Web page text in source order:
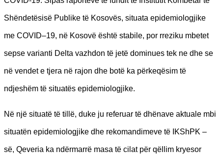
Shëndetësisë Publike të Kosovës, situata epidemiologjike
me COVID–19, në Kosovë është stabile, por rreziku mbetet
sepse varianti Delta vazhdon të jetë dominues tek ne dhe se
në vendet e tjera në rajon dhe botë ka përkeqësim të
ndjeshëm të situatës epidemiologjike.
Në një situatë të tillë, duke ju referuar të dhënave aktuale mbi
situatën epidemiologjike dhe rekomandimeve të IKShPK –
së, Qeveria ka ndërmarrë masa të cilat për qëllim kryesor